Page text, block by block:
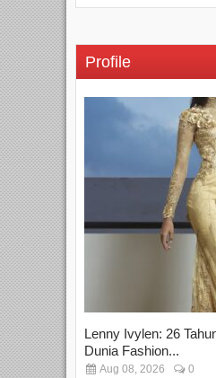
Profile
Lenny Ivylen: 26
Dunia Fashion...
Aug 08, 2026 0